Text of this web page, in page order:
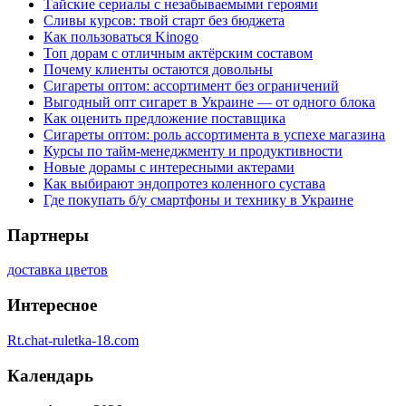
Тайские сериалы с незабываемыми героями
Сливы курсов: твой старт без бюджета
Как пользоваться Kinogo
Топ дорам с отличным актёрским составом
Почему клиенты остаются довольны
Сигареты оптом: ассортимент без ограничений
Выгодный опт сигарет в Украине — от одного блока
Как оценить предложение поставщика
Сигареты оптом: роль ассортимента в успехе магазина
Курсы по тайм-менеджменту и продуктивности
Новые дорамы с интересными актерами
Как выбирают эндопротез коленного сустава
Где покупать б/у смартфоны и технику в Украине
Партнеры
доставка цветов
Интересное
Rt.chat-ruletka-18.com
Календарь